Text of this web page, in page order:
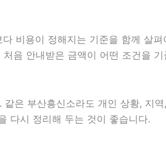
비용이 정해지는 기준을 함께
음 안내받은 금액이 어떤 조건을
은 부산흥신소라도 개인 상황,
다시 정리해 두는 것이 좋습니다.